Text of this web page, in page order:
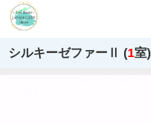
シルキーゼファーⅡ (1室)